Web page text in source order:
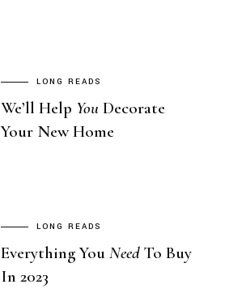
LONG READS
We’ll Help You Decorate
Your New Home
LONG READS
Everything YouNeedTo Buy
In 2023